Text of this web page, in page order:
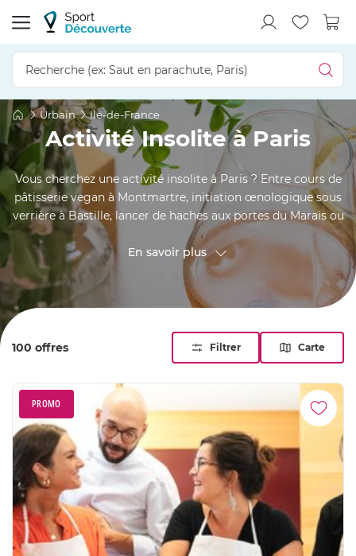
Urbain Ile-de-France
Activité Insolite à Paris
Vous cherchez une activité insolite à Paris ? Entre cours de
pâtisserie vegan à Montmartre, initiation œnologique sous
verrière à Bastille, lancer de haches aux portes du Marais ou
balade en voiture de collection le long des quais, la capitale
suggère des expériences inattendues pour couples, amis ou
familles. Chaque sortie – cuisine étoilée, fury room, atelier
bijou ou stage photo street-art – promet un regard neuf sur
les arrondissements et laisse un souvenir plus pétillant
En savoir plus
100 offres Filtrer Carte
PROMO